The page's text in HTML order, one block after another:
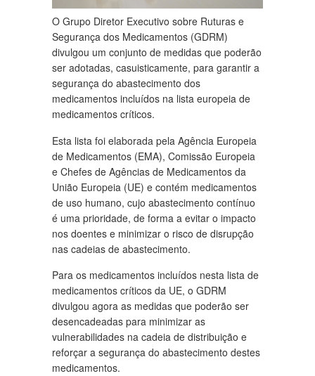
O Grupo Diretor Executivo sobre Ruturas e
Segurança dos Medicamentos (GDRM)
divulgou um conjunto de medidas que poderão
ser adotadas, casuisticamente, para garantir a
segurança do abastecimento dos
medicamentos incluídos na lista europeia de
medicamentos críticos.
Esta lista foi elaborada pela Agência Europeia
de Medicamentos (EMA), Comissão Europeia
e Chefes de Agências de Medicamentos da
União Europeia (UE) e contém medicamentos
de uso humano, cujo abastecimento contínuo
é uma prioridade, de forma a evitar o impacto
nos doentes e minimizar o risco de disrupção
nas cadeias de abastecimento.
Para os medicamentos incluídos nesta lista de
medicamentos críticos da UE, o GDRM
divulgou agora as medidas que poderão ser
desencadeadas para minimizar as
vulnerabilidades na cadeia de distribuição e
reforçar a segurança do abastecimento destes
medicamentos.